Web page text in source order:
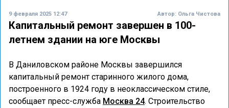
9 февраля 2025 12:47 Автор: Ольга Чистова
Капитальный ремонт завершен в 100-
летнем здании на юге Москвы
В Даниловском районе Москвы завершился
капитальный ремонт старинного жилого дома,
построенного в 1924 году в неоклассическом стиле,
сообщает пресс-служба Москва 24. Строительство